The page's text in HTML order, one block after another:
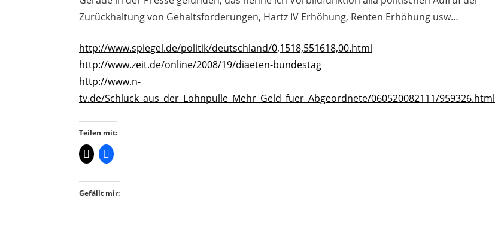
Zurückhaltung von Gehaltsforderungen, Hartz IV Erhöhung, Renten Erhöhung usw…
http://www.spiegel.de/politik/deutschland/0,1518,551618,00.html
http://www.zeit.de/online/2008/19/diaeten-bundestag
http://www.n-
tv.de/Schluck_aus_der_Lohnpulle_Mehr_Geld_fuer_Abgeordnete/060520082111/959326.html
Teilen mit:
Gefällt mir: